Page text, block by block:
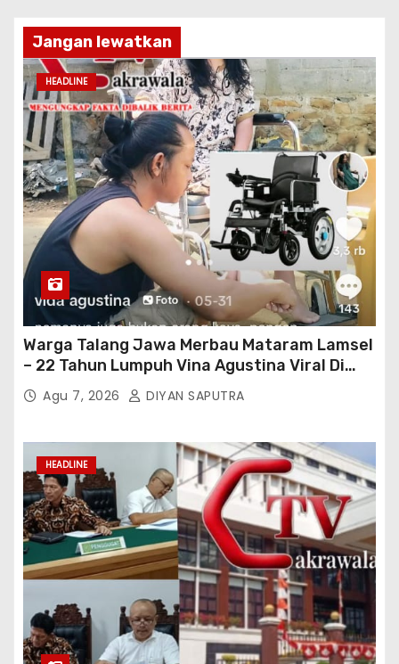
Jangan lewatkan
HEADLINE
Warga Talang Jawa Merbau Mataram Lamsel
– 22 Tahun Lumpuh Vina Agustina Viral Di
Tiktok Inginkan Kursi Roda Listrik, Kepala
Perwakilan Provinsi Lampung Media
Bertindak
Agu 7, 2026 DIYAN SAPUTRA
HEADLINE